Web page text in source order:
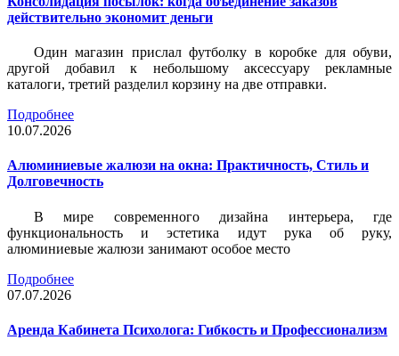
действительно экономит деньги
Один магазин прислал футболку в коробке для обуви,
другой добавил к небольшому аксессуару рекламные
каталоги, третий разделил корзину на две отправки.
Подробнее
10.07.2026
Алюминиевые жалюзи на окна: Практичность, Стиль и
Долговечность
В мире современного дизайна интерьера, где
функциональность и эстетика идут рука об руку,
алюминиевые жалюзи занимают особое место
Подробнее
07.07.2026
Аренда Кабинета Психолога: Гибкость и Профессионализм